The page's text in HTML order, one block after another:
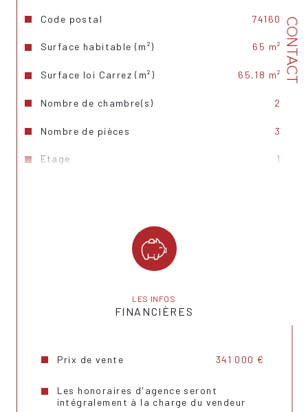
CONTACT
Code postal 74160
Surface habitable (m²) 65 m²
Surface loi Carrez (m²) 65,18 m²
Nombre de chambre(s) 2
Nombre de pièces 3
Etage 1
Nb de salle de bains
Terrasse
LES INFOS
FINANCIÈRES
Prix de vente 341 000 €
Les honoraires d'agence seront
intégralement à la charge du vendeur